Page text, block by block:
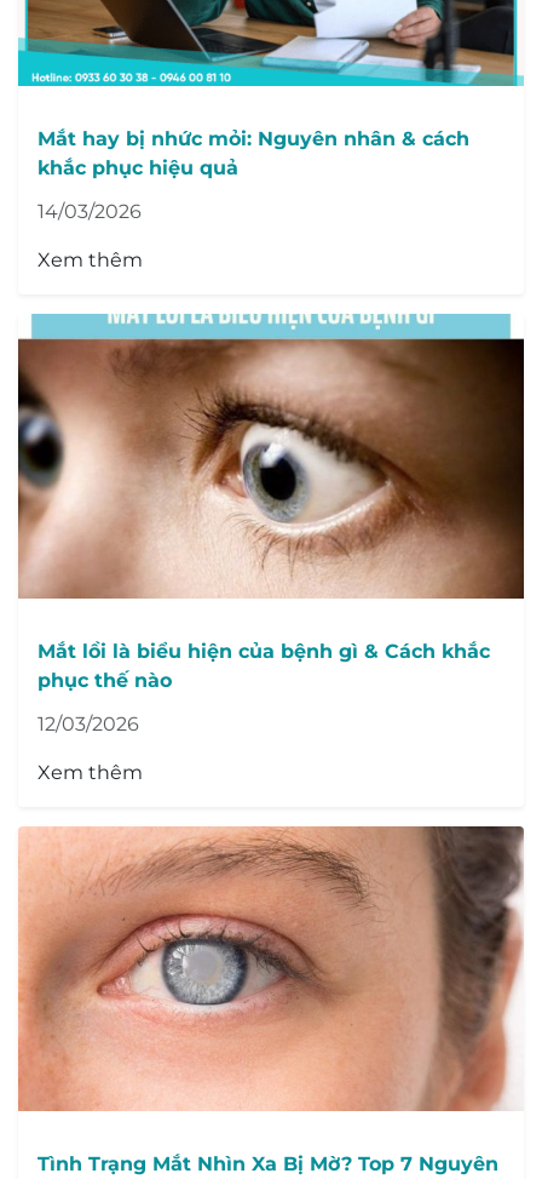
Mắt hay bị nhức mỏi: Nguyên nhân & cách
khắc phục hiệu quả
14/03/2026
Xem thêm
Mắt lồi là biểu hiện của bệnh gì & Cách khắc
phục thế nào
12/03/2026
Xem thêm
Tình Trạng Mắt Nhìn Xa Bị Mờ? Top 7 Nguyên